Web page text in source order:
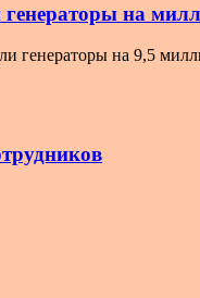
генераторы на
генераторы на 9,5